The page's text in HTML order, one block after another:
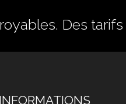
Des
INFORMATIONS